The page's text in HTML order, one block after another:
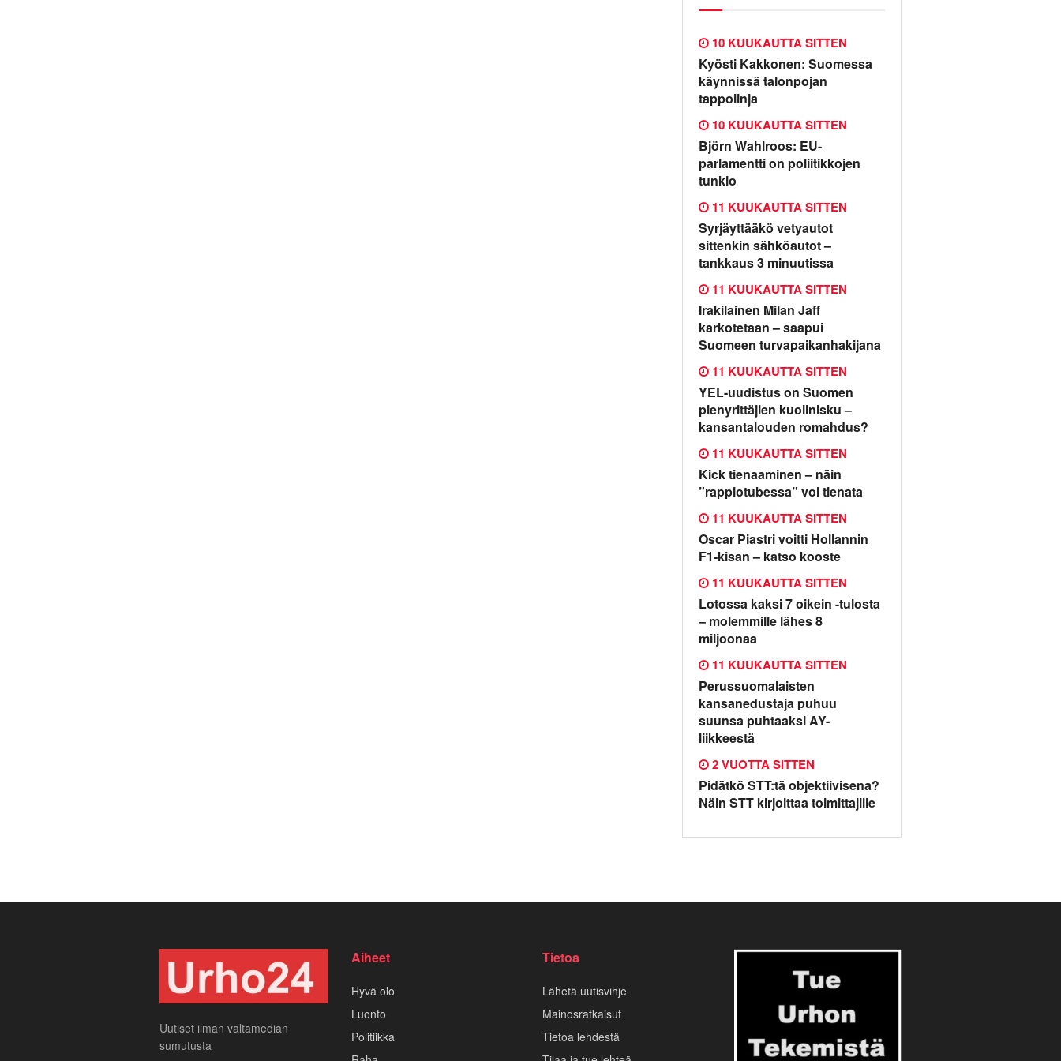
Kyösti Kakkonen: Suomessa
käynnissä talonpojan
tappolinja
10 KUUKAUTTA SITTEN
Björn Wahlroos: EU-
parlamentti on poliitikkojen
tunkio
10 KUUKAUTTA SITTEN
Syrjäyttääkö vetyautot
sittenkin sähköautot –
tankkaus 3 minuutissa
11 KUUKAUTTA SITTEN
Irakilainen Milan Jaff
karkotetaan – saapui
Suomeen turvapaikanhakijana
11 KUUKAUTTA SITTEN
YEL-uudistus on Suomen
pienyrittäjien kuolinisku –
kansantalouden romahdus?
11 KUUKAUTTA SITTEN
Kick tienaaminen – näin
”rappiotubessa” voi tienata
11 KUUKAUTTA SITTEN
Oscar Piastri voitti Hollannin
F1-kisan – katso kooste
11 KUUKAUTTA SITTEN
Lotossa kaksi 7 oikein -tulosta
– molemmille lähes 8
miljoonaa
11 KUUKAUTTA SITTEN
Perussuomalaisten
kansanedustaja puhuu
suunsa puhtaaksi AY-
liikkeestä
11 KUUKAUTTA SITTEN
Pidätkö STT:tä objektiivisena?
Näin STT kirjoittaa toimittajille
2 VUOTTA SITTEN
Uutiset ilman valtamedian
sumutusta
Aiheet
Hyvä olo
Luonto
Politiikka
Tietoa
Lähetä uutisvihje
Mainosratkaisut
Tietoa lehdestä